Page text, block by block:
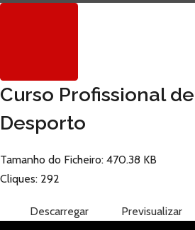
Curso Profissional
Desporto
Tamanho do Ficheiro: 470.38 KB
Cliques: 292
Descarregar Previsualizar